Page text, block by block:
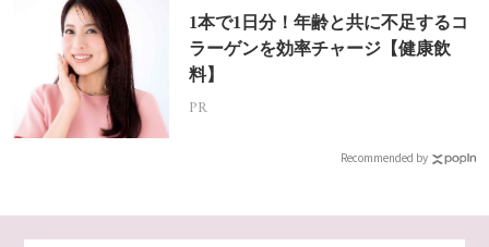
1本で1日分！年齢と共に不足するコ
ラーゲンを効率チャージ【健康飲
料】
PR
Recommended by